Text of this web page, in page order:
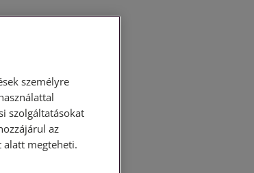
személyre
szolgáltatásokat
az
alatt megteheti.